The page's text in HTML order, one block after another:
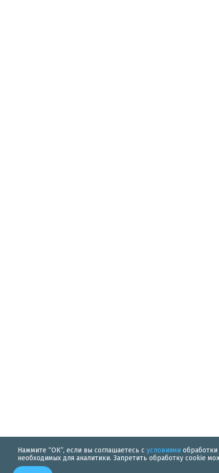
Нажмите “ОК”, если вы соглашаетесь с условиями
необходимых для аналитики. Запретить обработку cookie